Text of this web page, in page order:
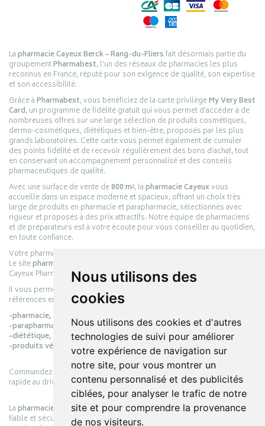
Nous utilisons des
cookies
Nous utilisons des cookies et d'autres
technologies de suivi pour améliorer
votre expérience de navigation sur
notre site, pour vous montrer un
contenu personnalisé et des publicités
ciblées, pour analyser le trafic de notre
site et pour comprendre la provenance
de nos visiteurs.
Lapharmacie Cayeux Berck – Rang-du-Fliersfait désormais partie du
groupementPharmabest, l’un des réseaux de pharmacies les plus
reconnus en France, réputé pour son exigence de qualité, son expertise
et son accessibilité.
Grâce àPharmabest, vous bénéficiez de la carte privilègeMy Very Best
Card, un programme de fidélité gratuit qui vous permet d’accéder à de
nombreuses offres sur une large sélection de produits cosmétiques,
dermo-cosmétiques, diététiques et bien-être, proposés par les plus
grands laboratoires. Cette carte vous permet également de cumuler
des points fidélité et de recevoir régulièrement des bons d’achat, tout
en conservant un accompagnement personnalisé et des conseils
pharmaceutiques de qualité.
Avec une surface de vente de800 m², lapharmacie Cayeuxvous
accueille dans un espace moderne et spacieux, offrant un choix très
large de produits en pharmacie et parapharmacie, sélectionnés avec
rigueur et proposés à des prix attractifs. Notre équipe de pharmaciens
et de préparateurs est à votre écoute pour vous conseiller au quotidien,
en toute confiance.
Votre pharmacie en ligne :
Le sitepharmacie-cayeux.fr
Cayeux Pharmabest Berck-sur-Mer – Rang-du-Fliers.
Il vous permet de réaliser vos achats en ligne parmi des milliers de
références en :
-pharmacie,
-parapharmacie,
-diététique,
-produits vétérinaires.
Commandez simplement vos produits en ligne et choisissez le retrait
rapide au drive ou la livraison à domicile, en toute simplicité.
Lapharmacie Cayeuxs’engage à vous offrir une expérience pratique,
fiable et sécurisée, en officine comme en ligne, au service de votre